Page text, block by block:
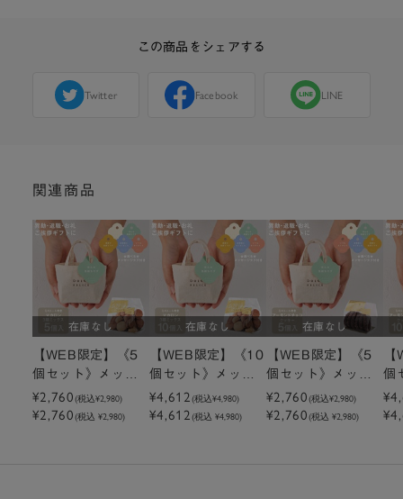
この商品をシェアする
Twitter Facebook LINE
関連商品
在庫なし
【WEB限定】《5
個セット》メッセ
ージ付きミニトー
トマカロン3種ミッ
¥2,760(税込¥2,980)
¥2,760(税込 ¥2,980)
在庫なし
【WEB限定】《10
個セット》メッセ
ージ付きミニトー
トマカロン3種ミッ
¥4,612(税込¥4,980)
¥4,612(税込 ¥4,980)
在庫なし
【WEB限定】《5
個セット》メッセ
ージ付きミニトー
トクッキーアーモ
¥2,760(税込¥2,980)
¥2,760(税込 ¥2,980)
個
ー
ト